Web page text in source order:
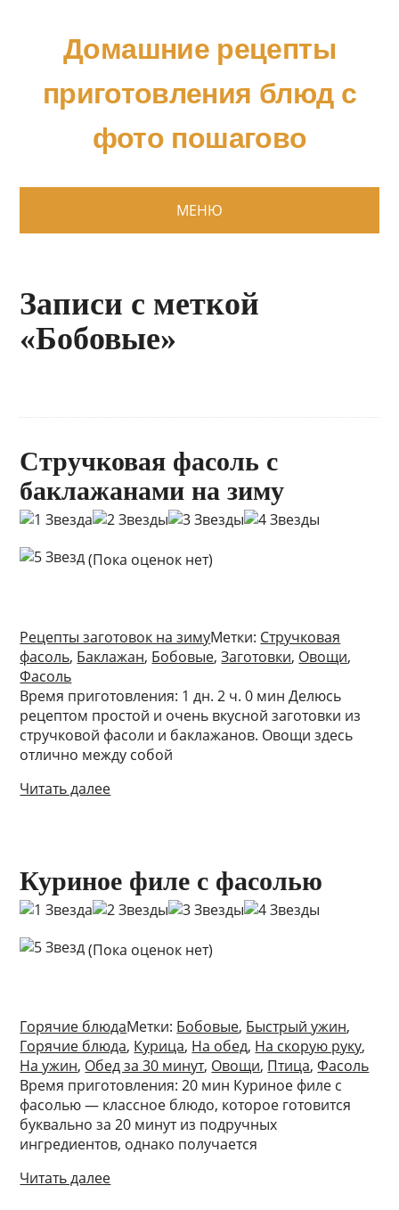
Домашние рецепты
приготовления блюд с
фото пошагово
МЕНЮ
Записи с меткой
«Бобовые»
Стручковая фасоль с
баклажанами на зиму
(Пока оценок нет)
Рецепты заготовок на зимуМетки: Cтручковая
фасоль, Баклажан, Бобовые,Заготовки, Овощи,
Фасоль
Время приготовления: 1 дн. 2 ч. 0 мин Делюсь
рецептом простой и очень вкусной заготовки из
стручковой фасоли и баклажанов. Овощи здесь
отлично между собой
Читать далее
Куриное филе с фасолью
(Пока оценок нет)
Горячие блюдаМетки: Бобовые, Быстрый ужин,
Горячие блюда, Курица, На обед, На скорую руку,
На ужин, Обед за 30 минут, Овощи, Птица,Фасоль
Время приготовления: 20 мин Куриное филе с
фасолью — классное блюдо, которое готовится
буквально за 20 минут из подручных
ингредиентов, однако получается
Читать далее